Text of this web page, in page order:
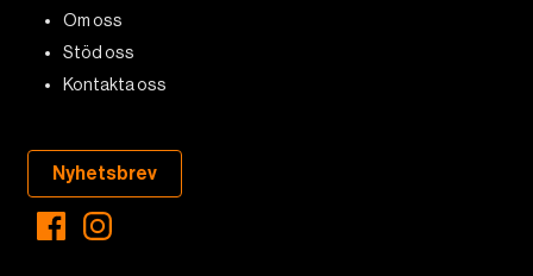
Om oss
Stöd oss
Kontakta oss
Nyhetsbrev